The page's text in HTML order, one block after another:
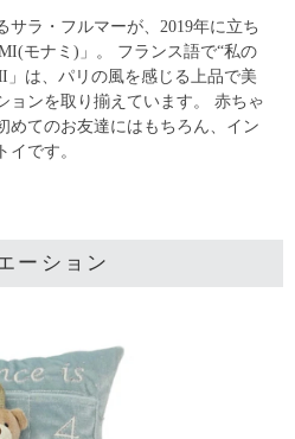
サラ・フルマーが、2019年に立ち
モナミ)」。
フランス語で“私の
」は、パリの風を感じる上品で美
ョンを取り揃えています。
赤ちゃ
めてのお友達にはもちろん、イン
イです。
ーション